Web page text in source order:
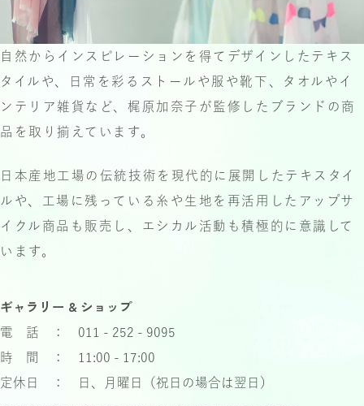
自然からインスピレーションを得て デザインしたテキス
タイルや、日常を彩るストールや 服や靴下、タオルやイ
ンテリア雑貨など、 梶原加奈子が監修したブランドの商
品を取り揃えています。
日本産地工場の伝統技術を現代的に展開したテキスタイ
ルや、
工場に残っている糸や生地を再活用したアップサ
イクル商品も 販売し、エシカル活動も積極的に意識して
います。
ギャラリー & ショップ
電 話 ： 011 - 252 - 9095
時 間 ： 11:00 - 17:00
定休日 ： 日、月曜日（祝日の場合は翌日）